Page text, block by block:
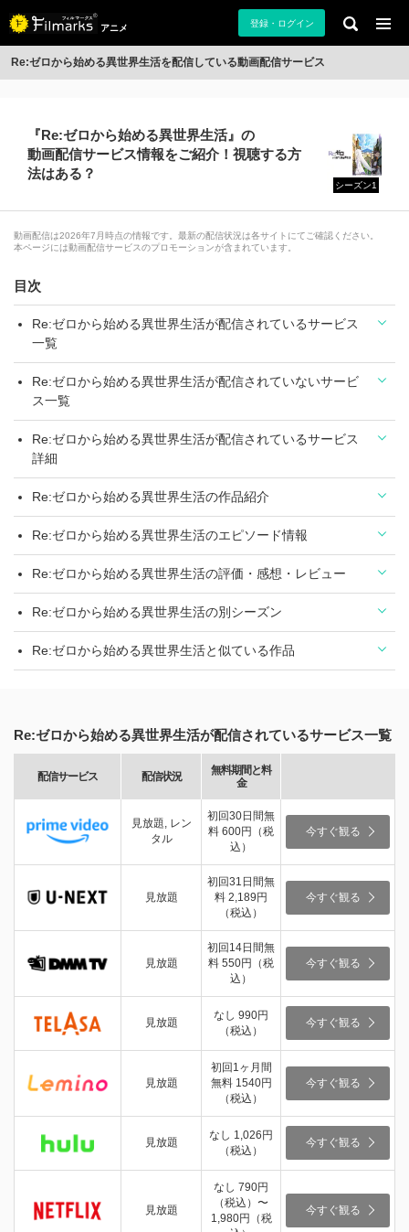
アニメ 登録・ログイン
Re:ゼロから始める異世界生活を配信している動画配信サービス
『Re:ゼロから始める異世界生活』の
動画配信サービス情報をご紹介！視聴する方
法はある？
シーズン1
動画配信は2026年7月時点の情報です。最新の配信状況は各サイトにてご確認ください。
本ページには動画配信サービスのプロモーションが含まれています。
目次
Re:ゼロから始める異世界生活が配信されているサービス
一覧
Re:ゼロから始める異世界生活が配信されていないサービ
ス一覧
Re:ゼロから始める異世界生活が配信されているサービス
詳細
Re:ゼロから始める異世界生活の作品紹介
Re:ゼロから始める異世界生活のエピソード情報
Re:ゼロから始める異世界生活の評価・感想・レビュー
Re:ゼロから始める異世界生活の別シーズン
Re:ゼロから始める異世界生活と似ている作品
Re:ゼロから始める異世界生活が配信されているサービス一覧
配信サービス 配信状況
無料期間と料
金
見放題, レン
タル
初回30日間無
料 600円（税
込）
今すぐ観る
見放題
初回31日間無
料 2,189円
（税込）
今すぐ観る
見放題
初回14日間無
料 550円（税
込）
今すぐ観る
見放題
なし 990円
（税込）
今すぐ観る
見放題
初回1ヶ月間
無料 1540円
（税込）
今すぐ観る
見放題
なし 1,026円
（税込）
今すぐ観る
見放題
なし 790円
（税込）〜
1,980円（税
今すぐ観る